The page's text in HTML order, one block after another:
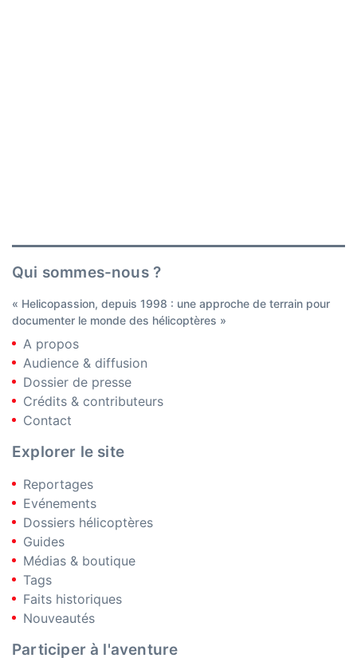
Qui sommes-nous ?
« Helicopassion, depuis 1998 : une approche de terrain pour
documenter le monde des hélicoptères »
A propos
Audience & diffusion
Dossier de presse
Crédits & contributeurs
Contact
Explorer le site
Reportages
Evénements
Dossiers hélicoptères
Guides
Médias & boutique
Tags
Faits historiques
Nouveautés
Participer à l'aventure